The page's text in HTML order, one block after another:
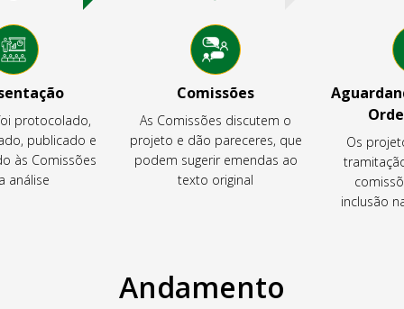
protocolado,
publicado e
às Comissões
análise
Comissões
As Comissões discutem o
projeto e dão pareceres, que
podem sugerir emendas ao
texto original
Os
inclusão
Andamento